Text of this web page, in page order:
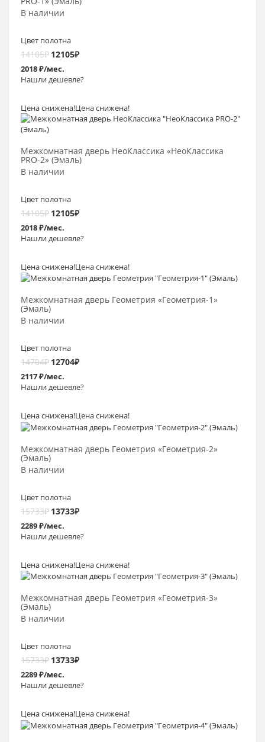
В наличии
Цвет полотна
14105₽ 12105₽
2018 ₽/мес.
Нашли дешевле?
Цена снижена!Цена снижена!
Межкомнатная дверь НеоКлассика «НеоКлассика
PRO-2» (Эмаль)
В наличии
Цвет полотна
14105₽ 12105₽
2018 ₽/мес.
Нашли дешевле?
Выбрать >
Цена снижена!Цена снижена!
Межкомнатная дверь Геометрия «Геометрия-1»
(Эмаль)
В наличии
Цвет полотна
14704₽ 12704₽
2117 ₽/мес.
Нашли дешевле?
Выбрать >
Цена снижена!Цена снижена!
Межкомнатная дверь Геометрия «Геометрия-2»
(Эмаль)
В наличии
Цвет полотна
15733₽ 13733₽
2289 ₽/мес.
Нашли дешевле?
Выбрать >
Цена снижена!Цена снижена!
Межкомнатная дверь Геометрия «Геометрия-3»
(Эмаль)
В наличии
Цвет полотна
15733₽ 13733₽
2289 ₽/мес.
Нашли дешевле?
Выбрать >
Цена снижена!Цена снижена!
Выбрать >